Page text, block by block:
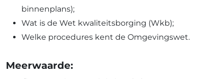
binnenplans);
Wat is de Wet kwaliteitsborging (Wkb);
Welke procedures kent de Omgevingswet.
Meerwaarde: